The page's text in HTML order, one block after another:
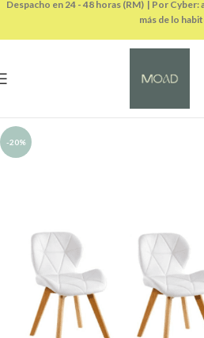
-20%
Despacho en 24 - 48 horas (RM) | Por
más de lo